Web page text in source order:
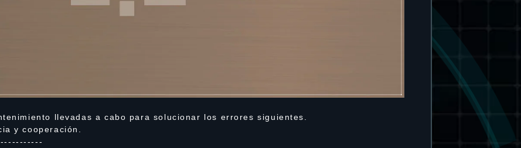
llevadas a cabo para solucionar los errores siguientes.
y cooperación.